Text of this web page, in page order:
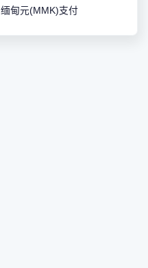
缅甸元(MMK)支付